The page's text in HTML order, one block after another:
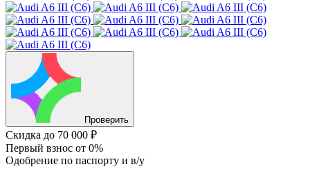
Проверить
Скидка до 70 000 ₽
Первый взнос от 0%
Одобрение по паспорту и в/у